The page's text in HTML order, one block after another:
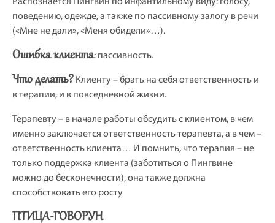
поведению, одежде, а также по пассивному залогу в речи
(«Мне не дали», «Меня обидели»…).
Ошибка клиента: пассивность.
Что делать? Клиенту – брать на себя ответственность и
в терапии, и в повседневной жизни.
Терапевту – в начале работы обсудить с клиентом, в чем
именно заключается ответственность терапевта, а в чем –
ответственность клиента… И помнить, что терапия – не
только поддержка клиента (заботиться о Пингвине
можно до бесконечности), она также должна
способствовать его росту
ПТИЦА-ГОВОРУН